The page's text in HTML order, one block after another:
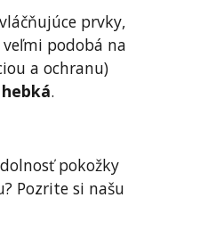
prvky,
podobá na
a ochranu)
.
pokožky
Pozrite si našu